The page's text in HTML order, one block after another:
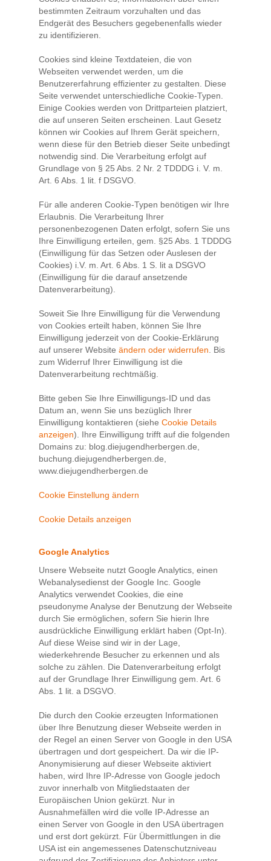
bestimmten Zeitraum vorzuhalten und das
Endgerät des Besuchers gegebenenfalls wieder
zu identifizieren.
Cookies sind kleine Textdateien, die von
Webseiten verwendet werden, um die
Benutzererfahrung effizienter zu gestalten. Diese
Seite verwendet unterschiedliche Cookie-Typen.
Einige Cookies werden von Drittparteien platziert,
die auf unseren Seiten erscheinen. Laut Gesetz
können wir Cookies auf Ihrem Gerät speichern,
wenn diese für den Betrieb dieser Seite unbedingt
notwendig sind. Die Verarbeitung erfolgt auf
Grundlage von § 25 Abs. 2 Nr. 2 TDDDG i. V. m.
Art. 6 Abs. 1 lit. f DSGVO.
Für alle anderen Cookie-Typen benötigen wir Ihre
Erlaubnis. Die Verarbeitung Ihrer
personenbezogenen Daten erfolgt, sofern Sie uns
Ihre Einwilligung erteilen, gem. §25 Abs. 1 TDDDG
(Einwilligung für das Setzen oder Auslesen der
Cookies) i.V. m. Art. 6 Abs. 1 S. lit a DSGVO
(Einwilligung für die darauf ansetzende
Datenverarbeitung).
Soweit Sie Ihre Einwilligung für die Verwendung
von Cookies erteilt haben, können Sie Ihre
Einwilligung jederzeit von der Cookie-Erklärung
auf unserer Website ändern oder widerrufen . Bis
zum Widerruf Ihrer Einwilligung ist die
Datenverarbeitung rechtmäßig.
Bitte geben Sie Ihre Einwilligungs-ID und das
Datum an, wenn Sie uns bezüglich Ihrer
Einwilligung kontaktieren (siehe Cookie Details
anzeigen). Ihre Einwilligung trifft auf die folgenden
Domains zu: blog.diejugendherbergen.de,
buchung.diejugendherbergen.de,
www.diejugendherbergen.de
Cookie Einstellung ändern
Cookie Details anzeigen
Google Analytics
Unsere Webseite nutzt Google Analytics, einen
Webanalysedienst der Google Inc. Google
Analytics verwendet Cookies, die eine
pseudonyme Analyse der Benutzung der Webseite
durch Sie ermöglichen, sofern Sie hierin Ihre
ausdrückliche Einwilligung erklärt haben (Opt-In).
Auf diese Weise sind wir in der Lage,
wiederkehrende Besucher zu erkennen und als
solche zu zählen. Die Datenverarbeitung erfolgt
auf der Grundlage Ihrer Einwilligung gem. Art. 6
Abs. 1 lit. a DSGVO.
Die durch den Cookie erzeugten Informationen
über Ihre Benutzung dieser Webseite werden in
der Regel an einen Server von Google in den USA
übertragen und dort gespeichert. Da wir die IP-
Anonymisierung auf dieser Webseite aktiviert
haben, wird Ihre IP-Adresse von Google jedoch
zuvor innerhalb von Mitgliedstaaten der
Europäischen Union gekürzt. Nur in
Ausnahmefällen wird die volle IP-Adresse an
einen Server von Google in den USA übertragen
und erst dort gekürzt. Für Übermittlungen in die
USA ist ein angemessenes Datenschutzniveau